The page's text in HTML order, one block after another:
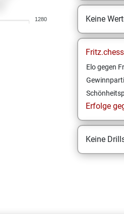
1280 Keine
Elo gegen
Erfolge
Keine